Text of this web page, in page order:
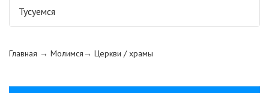
Тусуемся
Главная → Молимся→ Церкви / храмы